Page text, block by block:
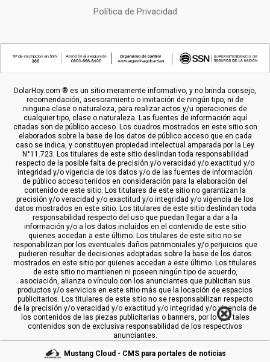
Política de Privacidad
DolarHoy.com ® es un sitio meramente informativo, y no brinda consejo,
recomendación, asesoramiento o invitación de ningún tipo, ni de
ninguna clase o naturaleza, para realizar actos y/u operaciones de
cualquier tipo, clase o naturaleza. Las fuentes de información aquí
citadas son de público acceso. Los cuadros mostrados en este sitio son
elaborados sobre la base de los datos de público acceso que en cada
caso se indica, y constituyen propiedad intelectual amparada por la Ley
N°11.723. Los titulares de este sitio deslindan toda responsabilidad
respecto de la posible falta de precisión y/o veracidad y/o exactitud y/o
integridad y/o vigencia de los datos y/o de las fuentes de información
de público acceso tenidos en consideración para la elaboración del
contenido de este sitio. Los titulares de este sitio no garantizan la
precisión y/o veracidad y/o exactitud y/o integridad y/o vigencia de los
datos mostrados en este sitio. Los titulares de este sitio deslindan toda
responsabilidad respecto del uso que puedan llegar a dar a la
información y/o a los datos incluídos en el contenido de este sitio
quienes accedan a este último. Los titulares de este sitio no se
responabilizan por los eventuales daños patrimoniales y/o perjuicios que
pudieren resultar de decisiones adoptadas sobre la base de los datos
mostrados en este sitio por quienes accedan a este último. Los titulares
de este sitio no mantienen ni poseen ningún tipo de acuerdo,
asociación, alianza o vínculo con los anunciantes que publicitan sus
productos y/o servicios en este sitio más que la locación de espacios
publicitarios. Los titulares de este sitio no se responsabilizan respecto
de la precisión y/o veracidad y/o exactitud y/o integridad y/o vigencia de
los contenidos de las piezas publicitarias o banners, por lo que tales
contenidos son de exclusiva responsabilidad de los respectivos
anunciantes.
Mustang Cloud - CMS para portales de noticias